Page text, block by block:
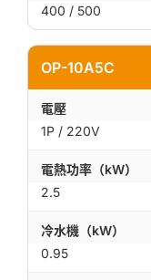
400 / 500
OP-10A5C
電壓
1P / 220V
電熱功率（kW）
2.5
冷水機（kW）
0.95